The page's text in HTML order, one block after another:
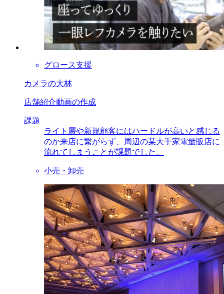
グロース支援
カメラの大林
店舗紹介動画の作成
課題
ライト層や新規顧客にはハードルが高いと感じる
のか来店に繋がらず、周辺の某大手家電量販店に
流れてしまうことが課題でした。
小売・卸売